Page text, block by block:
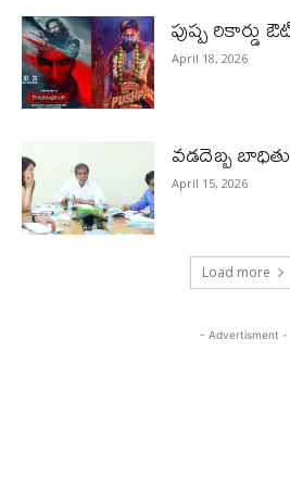
పుష్ప రికార్డు
April 18, 2026
వడదెబ్బ
April 15, 2026
Load more
- Advertisment -